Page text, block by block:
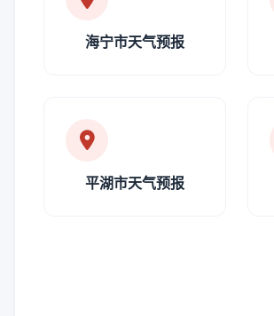
海宁市天气预报
平湖市天气预报